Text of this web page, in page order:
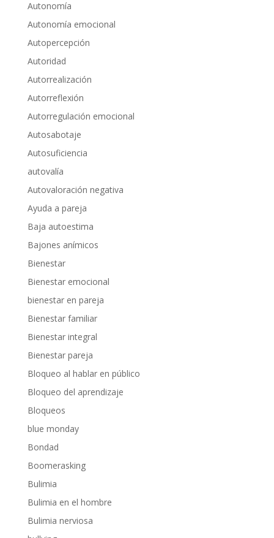
Autonomía
Autonomía emocional
Autopercepción
Autoridad
Autorrealización
Autorreflexión
Autorregulación emocional
Autosabotaje
Autosuficiencia
autovalía
Autovaloración negativa
Ayuda a pareja
Baja autoestima
Bajones anímicos
Bienestar
Bienestar emocional
bienestar en pareja
Bienestar familiar
Bienestar integral
Bienestar pareja
Bloqueo al hablar en público
Bloqueo del aprendizaje
Bloqueos
blue monday
Bondad
Boomerasking
Bulimia
Bulimia en el hombre
Bulimia nerviosa